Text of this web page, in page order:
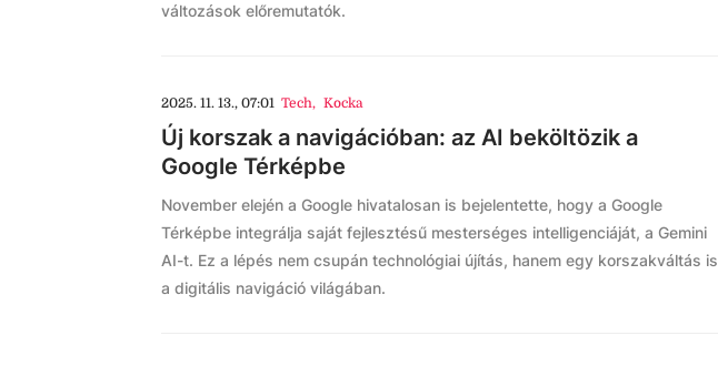
változások előremutatók.
2025. 11. 13., 07:01 Tech, Kocka
Új korszak a navigációban: az AI beköltözik a
Google Térképbe
November elején a Google hivatalosan is bejelentette, hogy a Google
Térképbe integrálja saját fejlesztésű mesterséges intelligenciáját, a Gemini
AI-t. Ez a lépés nem csupán technológiai újítás, hanem egy korszakváltás is
a digitális navigáció világában.